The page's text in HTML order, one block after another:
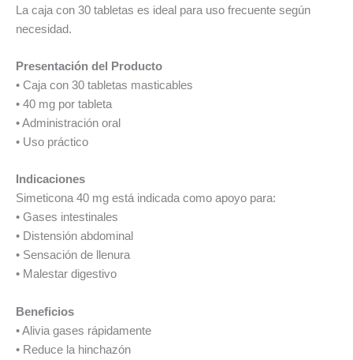
La caja con 30 tabletas es ideal para uso frecuente según
necesidad.
Presentación del Producto
• Caja con 30 tabletas masticables
• 40 mg por tableta
• Administración oral
• Uso práctico
Indicaciones
Simeticona 40 mg está indicada como apoyo para:
• Gases intestinales
• Distensión abdominal
• Sensación de llenura
• Malestar digestivo
Beneficios
• Alivia gases rápidamente
• Reduce la hinchazón